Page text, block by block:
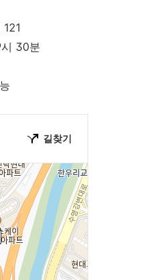
30분